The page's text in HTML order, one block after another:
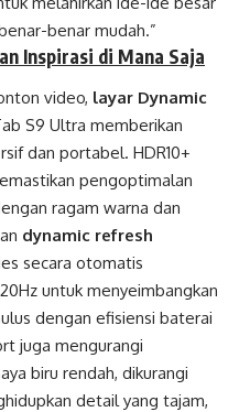
benar mudah.”
Inspirasi di Mana Saja
video, layar Dynamic
S9 Ultra memberikan
dan portabel. HDR10+
pengoptimalan
ragam warna dan
dynamic refresh
secara otomatis
untuk menyeimbangkan
dengan efisiensi baterai
juga mengurangi
biru rendah, dikurangi
detail yang tajam,